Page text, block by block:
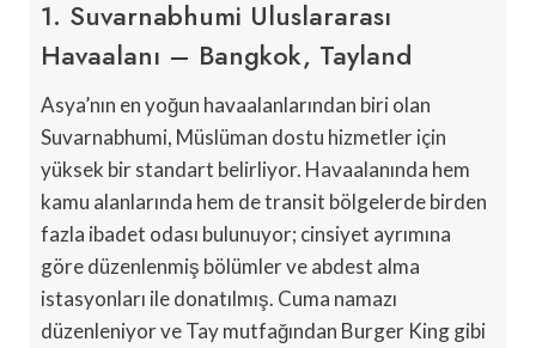
1. Suvarnabhumi Uluslararası
Havaalanı – Bangkok, Tayland
Asya’nın en yoğun havaalanlarından biri olan
Suvarnabhumi, Müslüman dostu hizmetler için
yüksek bir standart belirliyor. Havaalanında hem
kamu alanlarında hem de transit bölgelerde birden
fazla ibadet odası bulunuyor; cinsiyet ayrımına
göre düzenlenmiş bölümler ve abdest alma
istasyonları ile donatılmış. Cuma namazı
düzenleniyor ve Tay mutfağından Burger King gibi